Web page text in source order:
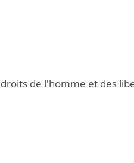
de l'homme et des